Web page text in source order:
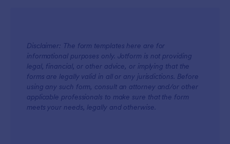
Takımlar için
Disclaimer: The form templates here are for
informational purposes only. Jotform is not providing
legal, financial, or other advice, or implying that the
forms are legally valid in all or any jurisdictions. Before
using any such form, consult an attorney and/or other
applicable professionals to make sure that the form
meets your needs, legally and otherwise.